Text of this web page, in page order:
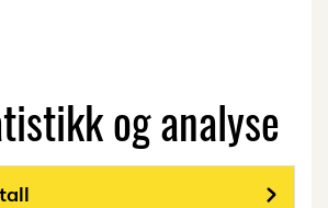
og analyse